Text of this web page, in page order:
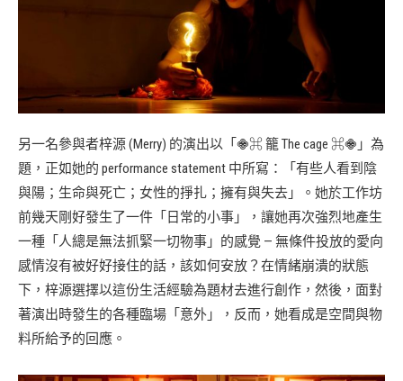
另一名參與者梓源 (Merry) 的演出以「𖠁⌘ 籠 The cage ⌘𖠁」為
題，正如她的 performance statement 中所寫：「有些人看到陰
與陽；生命與死亡；女性的掙扎；擁有與失去」。她於工作坊
前幾天剛好發生了一件「日常的小事」，讓她再次強烈地產生
一種「人總是無法抓緊一切物事」的感覺 — 無條件投放的愛向
感情沒有被好好接住的話，該如何安放？在情緒崩潰的狀態
下，梓源選擇以這份生活經驗為題材去進行創作，然後，面對
著演出時發生的各種臨場「意外」，反而，她看成是空間與物
料所給予的回應。